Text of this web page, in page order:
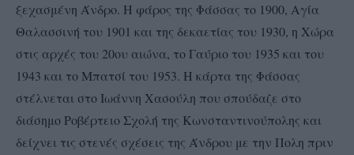
ξεχασμένη Άνδρο. Η φάρος της Φάσσας το 1900, Αγία
Θαλασσινή του 1901 και της δεκαετίας του 1930, η Χώρα
στις αρχές του 20ου αιώνα, το Γαύριο του 1935 και του
1943 και το Μπατσί του 1953. Η κάρτα της Φάσσας
στέλνεται στο Ιωάννη Χασούλη που σπούδαζε στο
διάσημο Ροβέρτειο Σχολή της Κωνσταντινούπολης και
δείχνει τις στενές σχέσεις της Άνδρου με την Πολη πριν